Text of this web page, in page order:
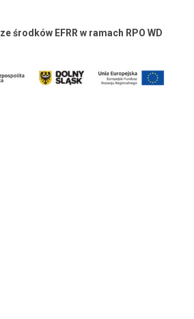
środków EFRR w ramach RPO WD